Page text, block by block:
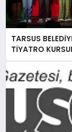
TARSUS
TİYATRO
TAMAMLADI